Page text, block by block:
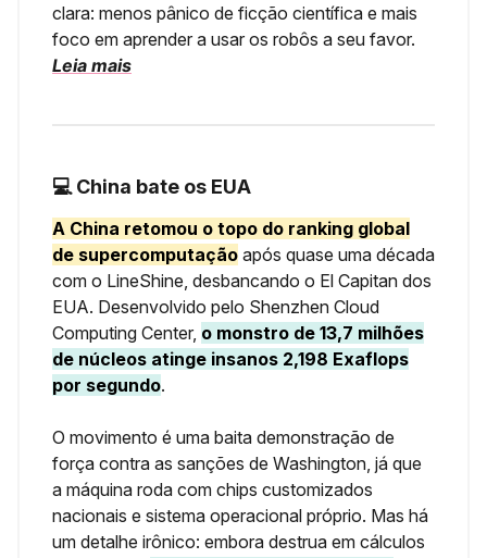
clara: menos pânico de ficção científica e mais
foco em aprender a usar os robôs a seu favor.
Leia mais
💻 China bate os EUA
A China retomou o topo do ranking global
de supercomputação após quase uma década
com o LineShine, desbancando o El Capitan dos
EUA. Desenvolvido pelo Shenzhen Cloud
Computing Center, o monstro de 13,7 milhões
de núcleos atinge insanos 2,198 Exaflops
por segundo.
O movimento é uma baita demonstração de
força contra as sanções de Washington, já que
a máquina roda com chips customizados
nacionais e sistema operacional próprio. Mas há
um detalhe irônico: embora destrua em cálculos